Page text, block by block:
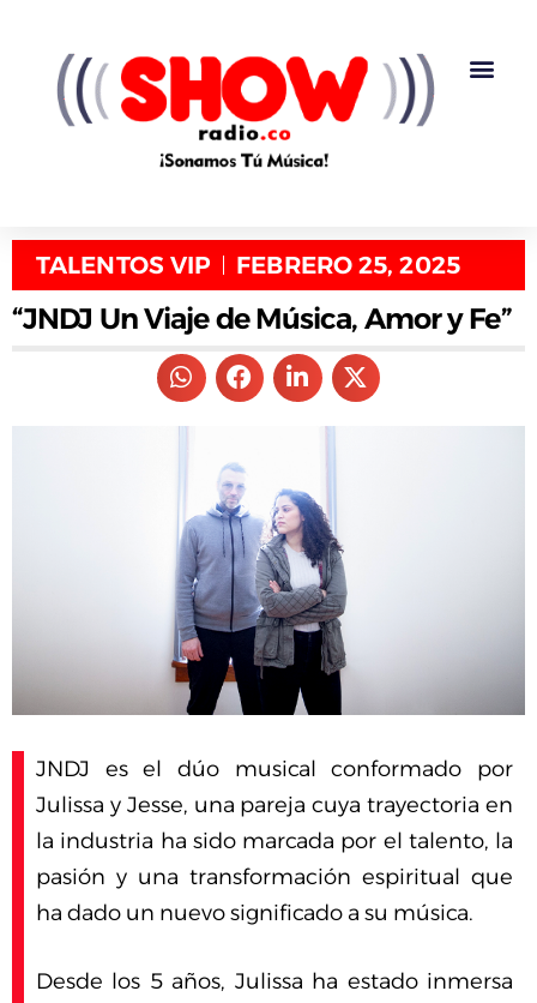
TALENTOS VIP FEBRERO 25, 2025
“JNDJ Un Viaje de Música, Amor y Fe”
JNDJ es el dúo musical conformado por
Julissa y Jesse, una pareja cuya trayectoria en
la industria ha sido marcada por el talento, la
pasión y una transformación espiritual que
ha dado un nuevo significado a su música.
Desde los 5 años, Julissa ha estado inmersa